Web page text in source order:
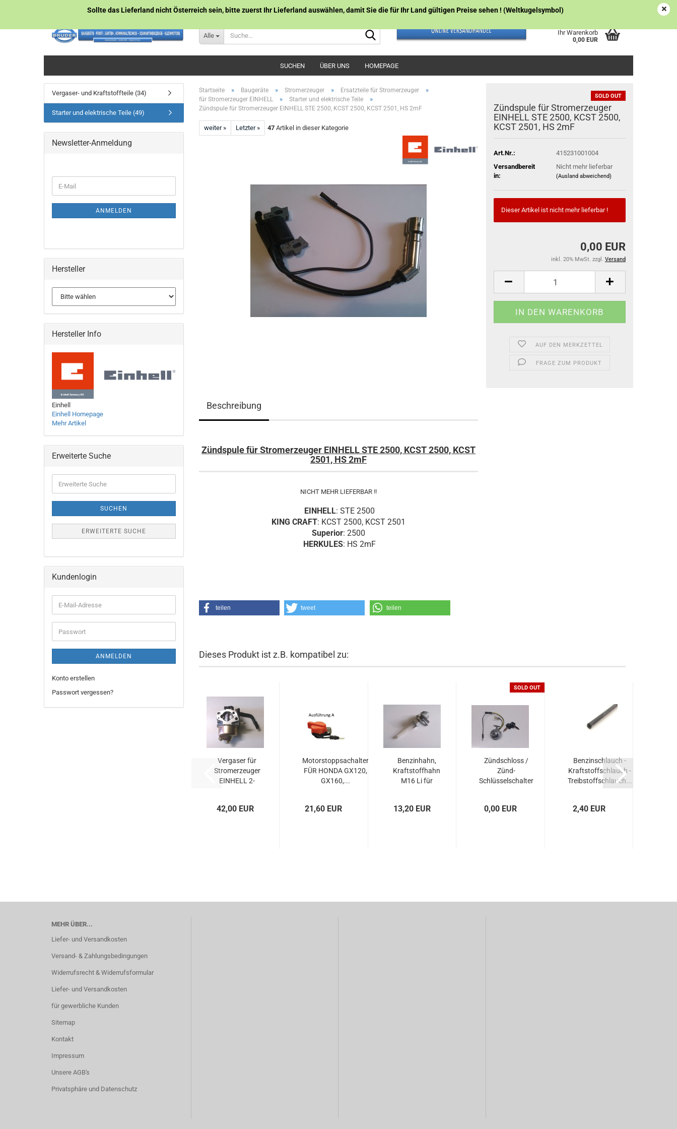
Österreich Kundenlogin
Alle
Suche... Ihr Warenkorb
0,00 EUR
Sollte das Lieferland nicht Österreich sein, bitte zuerst Ihr Lieferland auswählen, damit Sie die für Ihr Land gültigen Preise sehen ! (Weltkugelsymbol)
SUCHEN ÜBER UNS HOMEPAGE
Startseite » Baugeräte » Stromerzeuger » Ersatzteile für Stromerzeuger »
für Stromerzeuger EINHELL » Starter und elektrische Teile »
Zündspule für Stromerzeuger EINHELL STE 2500, KCST 2500, KCST 2501, HS 2mF
weiter » Letzter » 47Artikel in dieser Kategorie
SOLD OUT
Zündspule für Stromerzeuger
EINHELL STE 2500, KCST 2500,
KCST 2501, HS 2mF
Art.Nr.:
415231001004
Versandbereit
in:
Nicht mehr lieferbar
(Ausland abweichend)
Dieser Artikel ist nicht mehr lieferbar !
0,00 EUR
inkl. 20% MwSt. zzgl. Versand
AUF DEN MERKZETTEL
FRAGE ZUM PRODUKT
Beschreibung
Zündspule für Stromerzeuger EINHELL STE 2500, KCST 2500, KCST
2501, HS 2mF
NICHT MEHR LIEFERBAR !!
EINHELL: STE 2500
KING CRAFT: KCST 2500, KCST 2501
Superior: 2500
HERKULES: HS 2mF
teilen tweet teilen
Dieses Produkt ist z.B. kompatibel zu:
Vergaser für
Stromerzeuger
EINHELL 2-
42,00 EUR
Motorstoppsachalter
FÜR HONDA GX120,
GX160,...
21,60 EUR
Benzinhahn,
Kraftstoffhahn
M16 Li für
13,20 EUR
SOLD OUT
Zündschloss /
Zünd-
Schlüsselschalter
0,00 EUR
Benzinschlauch -
Kraftstoffschlauch -
Treibstoffschlauch...
2,40 EUR
Vergaser- und Kraftstoffteile (34)
Starter und elektrische Teile (49)
Newsletter-Anmeldung
ZUR
E-
Mail
ANMELDEN
Hersteller
Hersteller Info
Einhell
Einhell Homepage
Mehr Artikel
Erweiterte Suche
Suche
SUCHEN
ERWEITERTE SUCHE
Kundenlogin
E-
Mail-
Adresse
Passwort
ANMELDEN
Konto erstellen
Passwort vergessen?
MEHR ÜBER...
Liefer- und Versandkosten
Versand- & Zahlungsbedingungen
Widerrufsrecht & Widerrufsformular
Liefer- und Versandkosten
für gewerbliche Kunden
Sitemap
Kontakt
Impressum
Unsere AGB's
Privatsphäre und Datenschutz